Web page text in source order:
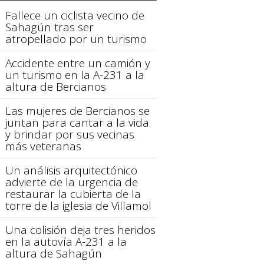
Fallece un ciclista vecino de
Sahagún tras ser
atropellado por un turismo
Accidente entre un camión y
un turismo en la A-231 a la
altura de Bercianos
Las mujeres de Bercianos se
juntan para cantar a la vida
y brindar por sus vecinas
más veteranas
Un análisis arquitectónico
advierte de la urgencia de
restaurar la cubierta de la
torre de la iglesia de Villamol
Una colisión deja tres heridos
en la autovía A-231 a la
altura de Sahagún